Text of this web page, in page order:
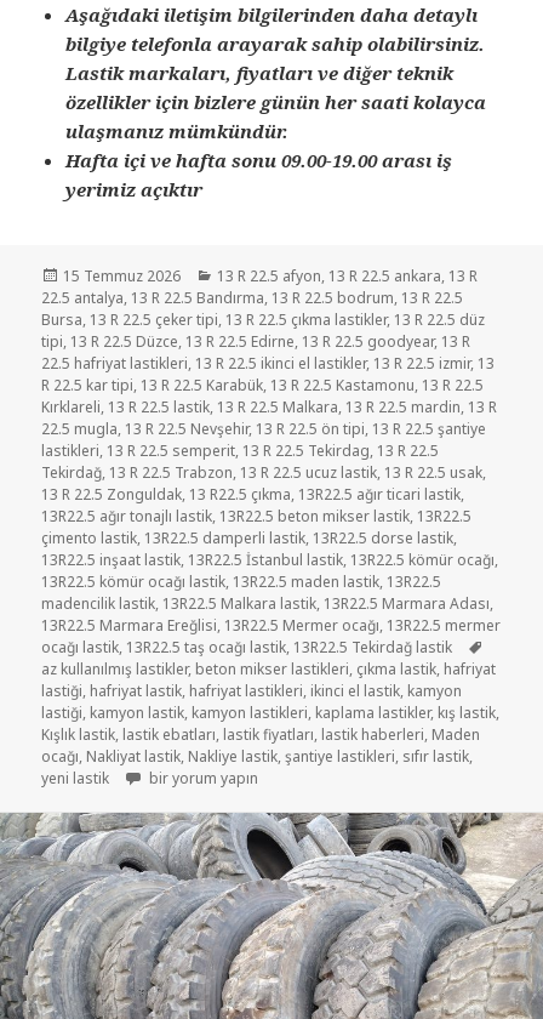
Aşağıdaki iletişim bilgilerinden daha detaylı
bilgiye telefonla arayarak sahip olabilirsiniz.
Lastik markaları, fiyatları ve diğer teknik
özellikler için bizlere günün her saati kolayca
ulaşmanız mümkündür.
Hafta içi ve hafta sonu 09.00-19.00 arası iş
yerimiz açıktır
Yayın
tarihi
15 Temmuz 2026 Kategoriler
13 R 22.5 afyon, 13 R 22.5 ankara, 13 R
22.5 antalya, 13 R 22.5 Bandırma, 13 R 22.5 bodrum, 13 R 22.5
Bursa, 13 R 22.5 çeker tipi, 13 R 22.5 çıkma lastikler, 13 R 22.5 düz
tipi, 13 R 22.5 Düzce, 13 R 22.5 Edirne, 13 R 22.5 goodyear, 13 R
22.5 hafriyat lastikleri, 13 R 22.5 ikinci el lastikler, 13 R 22.5 izmir, 13
R 22.5 kar tipi, 13 R 22.5 Karabük, 13 R 22.5 Kastamonu, 13 R 22.5
Kırklareli, 13 R 22.5 lastik, 13 R 22.5 Malkara, 13 R 22.5 mardin, 13 R
22.5 mugla, 13 R 22.5 Nevşehir, 13 R 22.5 ön tipi, 13 R 22.5 şantiye
lastikleri, 13 R 22.5 semperit, 13 R 22.5 Tekirdag, 13 R 22.5
Tekirdağ, 13 R 22.5 Trabzon, 13 R 22.5 ucuz lastik, 13 R 22.5 usak,
13 R 22.5 Zonguldak, 13 R22.5 çıkma, 13R22.5 ağır ticari lastik,
13R22.5 ağır tonajlı lastik, 13R22.5 beton mikser lastik, 13R22.5
çimento lastik, 13R22.5 damperli lastik, 13R22.5 dorse lastik,
13R22.5 inşaat lastik, 13R22.5 İstanbul lastik, 13R22.5 kömür ocağı,
13R22.5 kömür ocağı lastik, 13R22.5 maden lastik, 13R22.5
madencilik lastik, 13R22.5 Malkara lastik, 13R22.5 Marmara Adası,
13R22.5 Marmara Ereğlisi, 13R22.5 Mermer ocağı, 13R22.5 mermer
ocağı lastik, 13R22.5 taş ocağı lastik, 13R22.5 Tekirdağ lastik
az kullanılmış lastikler, beton mikser lastikleri, çıkma lastik, hafriyat
lastiği, hafriyat lastik, hafriyat lastikleri, ikinci el lastik, kamyon
lastiği, kamyon lastik, kamyon lastikleri, kaplama lastikler, kış lastik,
Kışlık lastik, lastik ebatları, lastik fiyatları, lastik haberleri, Maden
ocağı, Nakliyat lastik, Nakliye lastik,şantiye lastikleri, sıfır lastik,
yeni lastik
13R22.5 İKİNCİ EL ÇIKMA HAFRİYAT ŞANTİYE LASTİKLER
bir yorum yapın